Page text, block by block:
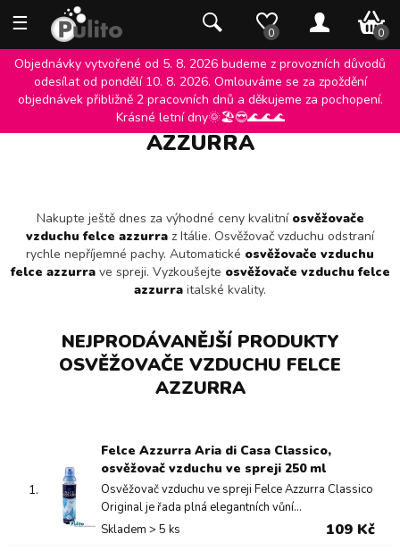
☰ 0 0
0
Objednávky vytvořené od 5. 8. 2026 budeme z provozních důvodů
odesílat od pondělí 10. 8. 2026. Omlouváme se za zpoždění
objednávek přibližně 2 pracovních dnů a děkujeme za pochopení.
Krásné letní dny🌞🏖️😎🌊🌊🌊
OSVĚŽOVAČE VZDUCHU FELCE
AZZURRA
Nakupte ještě dnes za výhodné ceny kvalitní osvěžovače
vzduchu felce azzurra z Itálie. Osvěžovač vzduchu odstraní
rychle nepříjemné pachy. Automatické osvěžovače vzduchu
felce azzurrave spreji. Vyzkoušejte osvěžovače vzduchu felce
azzurra italské kvality.
NEJPRODÁVANĚJŠÍ PRODUKTY
OSVĚŽOVAČE VZDUCHU FELCE
AZZURRA
1.
Felce Azzurra Aria di Casa Classico,
osvěžovač vzduchu ve spreji 250 ml
Osvěžovač vzduchu ve spreji Felce Azzurra Classico
Original je řada plná elegantních vůní...
Skladem > 5 ks
109 Kč